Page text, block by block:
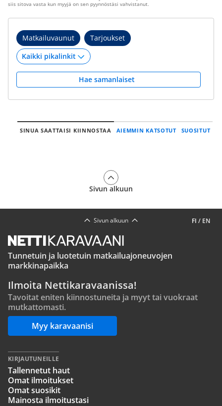
siis sitova vasta kun myyjä on sen pyynnöstäsi vahvistanut.
Matkailuvaunut Tarjoukset
Hae samanlaiset
SINUA SAATTAISI KIINNOSTAA AIEMMIN KATSOTUT SUOSITUT
Sivun alkuun
FI / EN
Sivun alkuun
Tunnetuin ja luotetuin matkailuajoneuvojen
markkinapaikka
Ilmoita Nettikaravaanissa!
Tavoitat eniten kiinnostuneita ja myyt tai vuokraat
mutkattomasti.
Myy karavaanisi
KIRJAUTUNEILLE
Tallennetut haut
Omat ilmoitukset
Omat suosikit
Mainosta ilmoitustasi